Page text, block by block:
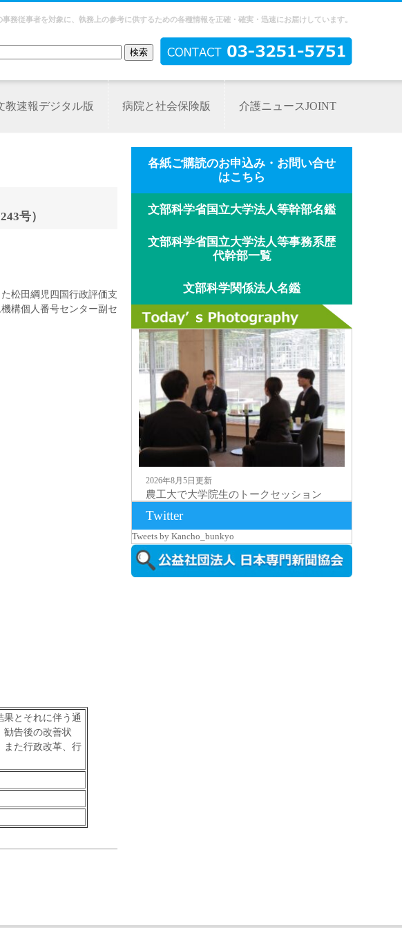
務従事者を対象に、執務上の参考に供するための各種情報を正確・確実・迅速にお届けしています。
教速報デジタル版 病院と社会保険版 介護ニュースJOINT
号）
松田綱児四国行政評価支
構個人番号センター副セ
とそれに伴う通
勧告後の改善状
また行政改革、行
各紙ご購読のお申込み・お問い合せ
はこちら
文部科学省国立大学法人等幹部名鑑
文部科学省国立大学法人等事務系歴
代幹部一覧
文部科学関係法人名鑑
2026年8月5日更新
農工大で大学院生のトークセッション
Twitter
Tweets by Kancho_bunkyo